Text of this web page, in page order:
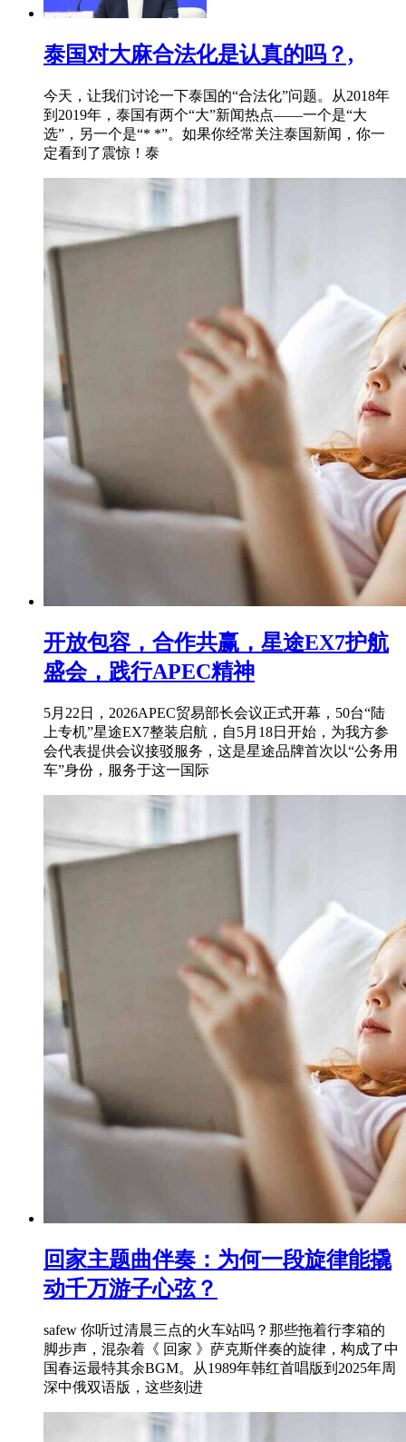
泰国对大麻合法化是认真的吗？,
今天，让我们讨论一下泰国的“合法化”问题。从2018年
到2019年，泰国有两个“大”新闻热点——一个是“大
选”，另一个是“* *”。如果你经常关注泰国新闻，你一
定看到了震惊！泰
开放包容，合作共赢，星途EX7护航
盛会，践行APEC精神
5月22日，2026APEC贸易部长会议正式开幕，50台“陆
上专机”星途EX7整装启航，自5月18日开始，为我方参
会代表提供会议接驳服务，这是星途品牌首次以“公务用
车”身份，服务于这一国际
回家主题曲伴奏：为何一段旋律能撬
动千万游子心弦？
safew 你听过清晨三点的火车站吗？那些拖着行李箱的
脚步声，混杂着《 回家 》萨克斯伴奏的旋律，构成了中
国春运最特其余BGM。从1989年韩红首唱版到2025年周
深中俄双语版，这些刻进